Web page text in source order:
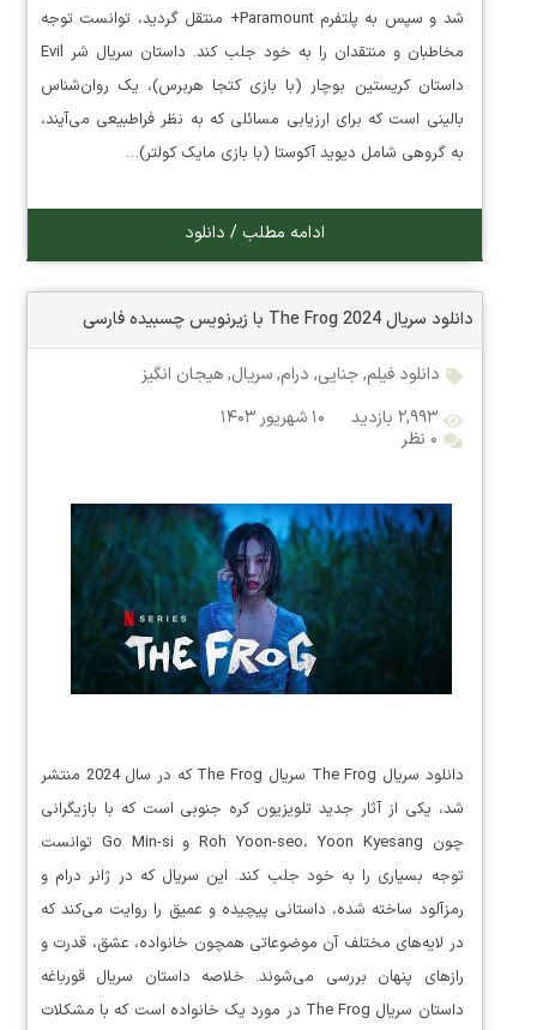
شد و سپس به پلتفرم Paramount+ منتقل گردید، توانست توجه
مخاطبان و منتقدان را به خود جلب کند. داستان سریال شر Evil
داستان کریستین بوچار (با بازی کتجا هربرس)، یک روان‌شناس
بالینی است که برای ارزیابی مسائلی که به نظر فراطبیعی می‌آیند،
به گروهی شامل دیوید آکوستا (با بازی مایک کولتر)…
ادامه مطلب / دانلود
دانلود سریال The Frog 2024 با زیرنویس چسبیده فارسی
دانلود فیلم,جنایی, درام,سریال,هیجان انگیز
۲,۹۹۳ بازدید
۱۰ شهریور ۱۴۰۳
۰ نظر
دانلود سریال The Frog سریال The Frog که در سال 2024 منتشر
شد، یکی از آثار جدید تلویزیون کره جنوبی است که با بازیگرانی
چون Roh Yoon-seo، Yoon Kyesang و Go Min-si توانست
توجه بسیاری را به خود جلب کند. این سریال که در ژانر درام و
رمزآلود ساخته شده، داستانی پیچیده و عمیق را روایت می‌کند که
در لایه‌های مختلف آن موضوعاتی همچون خانواده، عشق، قدرت و
رازهای پنهان بررسی می‌شوند. خلاصه داستان سریال قورباغه
داستان سریال The Frog در مورد یک خانواده است که با مشکلات